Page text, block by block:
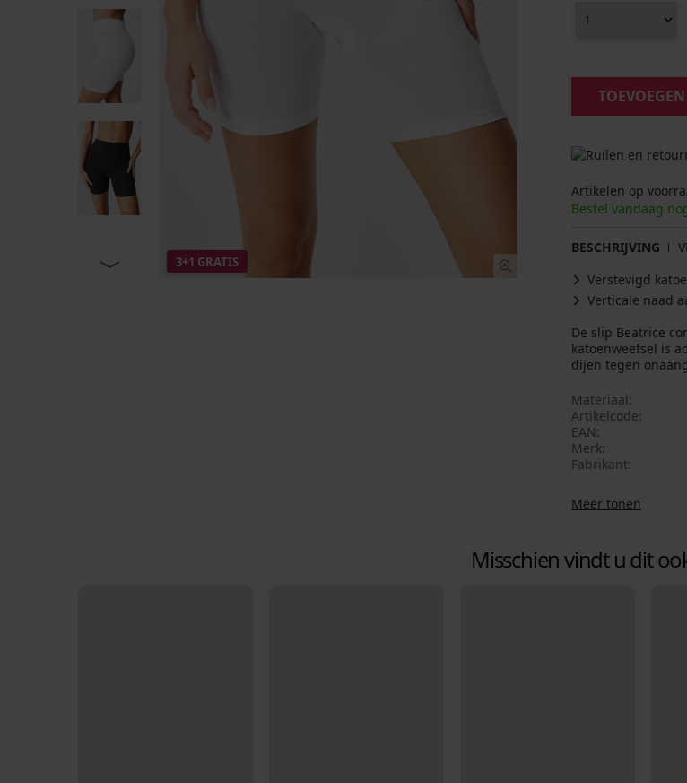
3+1 GRATIS
Artikelen op
Bestel vandaag
BESCHRIJVING
Verstevigd
Verticale naad
De slip Beatrice
katoenweefsel is
dijen tegen
Materiaal
Artikelcode
EAN
Merk
Fabrikant
Meer tonen
Misschien vindt u dit